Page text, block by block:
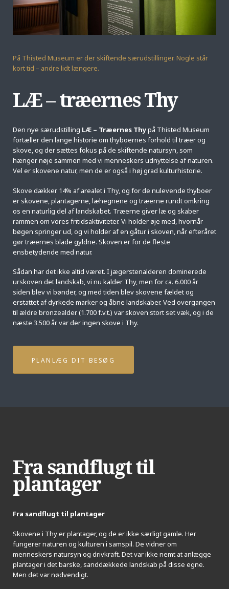
På Thisted Museum er der skiftende særudstillinger. Nogle står
kort tid – andre lidt længere.
LÆ – træernes Thy
Den nye særudstilling LÆ – Træernes Thypå Thisted Museum
fortæller den lange historie om thyboernes forhold til træer og
skove, og der sættes fokus på de skiftende natursyn, som
hænger nøje sammen med vi menneskers udnyttelse af naturen.
Vel er skovene natur, men de er også i høj grad kulturhistorie.
Skove dækker 14% af arealet i Thy, og for de nulevende thyboer
er skovene, plantagerne, læhegnene og træerne rundt omkring
os en naturlig del af landskabet. Træerne giver læ og skaber
rammen om vores fritidsaktiviteter. Vi holder øje med, hvornår
bøgen springer ud, og vi holder af en gåtur i skoven, når efteråret
gør træernes blade gyldne. Skoven er for de fleste
ensbetydende med natur.
Sådan har det ikke altid været. I jægerstenalderen dominerede
urskoven det landskab, vi nu kalder Thy, men for ca. 6.000 år
siden blev vi bønder, og med tiden blev skovene fældet og
erstattet af dyrkede marker og åbne landskaber. Ved overgangen
til ældre bronzealder (1.700 f.v.t.) var skoven stort set væk, og i de
næste 3.500 år var der ingen skove i Thy.
PLANLÆG DIT BESØG
Fra sandflugt til
plantager
Fra sandflugt til plantager
Skovene i Thy er plantager, og de er ikke særligt gamle. Her
fungerer naturen og kulturen i samspil. De vidner om
menneskers natursyn og drivkraft. Det var ikke nemt at anlægge
plantager i det barske, sanddækkede landskab på disse egne.
Men det var nødvendigt.